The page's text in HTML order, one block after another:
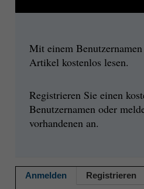
Mit einem
Artikel kostenlos lesen.
Registrieren Sie einen
Benutzernamen oder
vorhandenen an.
Anmelden Registrieren